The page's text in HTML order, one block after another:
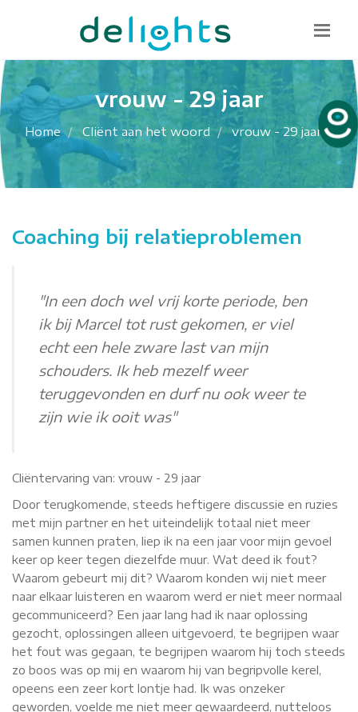
085 130 1482
info@delights.nu
vrouw - 29 jaar
Home Cliënt aan het woord vrouw - 29 jaar
Coaching bij relatieproblemen
"In een doch wel vrij korte periode, ben
ik bij Marcel tot rust gekomen, er viel
echt een hele zware last van mijn
schouders. Ik heb mezelf weer
teruggevonden en durf nu ook weer te
zijn wie ik ooit was"
Cliëntervaring van: vrouw - 29 jaar
Door terugkomende, steeds heftigere discussie en ruzies
met mijn partner en het uiteindelijk totaal niet meer
samen kunnen praten, liep ik na een jaar voor mijn gevoel
keer op keer tegen diezelfde muur. Wat deed ik fout?
Waarom gebeurt mij dit? Waarom konden wij niet meer
naar elkaar luisteren en waarom werd er niet meer normaal
gecommuniceerd? Een jaar lang had ik naar oplossing
gezocht, oplossingen alleen uitgevoerd, te begrijpen waar
het fout was gegaan, te begrijpen waarom hij toch steeds
zo boos was op mij en waarom hij van begripvolle kerel,
opeens een zeer kort lontje had. Ik was onzeker
geworden, voelde me niet meer gewaardeerd, nutteloos